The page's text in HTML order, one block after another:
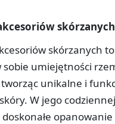
skórzanych
skórzanych
sobie umiejętności
unikalne i
W jego